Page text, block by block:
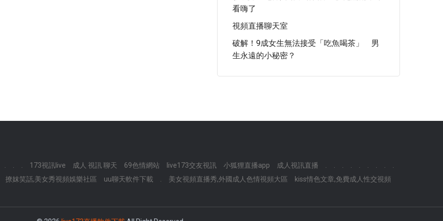
看嗨了
視頻直播聊天室
破解！9成女生無法接受「吃魚喝茶」 男
生永遠的小秘密？
173視訊live 成人 視訊 聊天 69色情網站 live173交友視訊 小狐狸直播app 成人視訊直播
撩妺笑話,美女秀視頻娛樂社區 uu聊天軟件下載 美女視頻直播秀,外國成人色情視頻大區 kiss情色文章,免費成人性交視頻